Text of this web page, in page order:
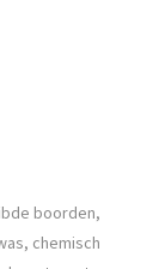
boorden,
chemisch